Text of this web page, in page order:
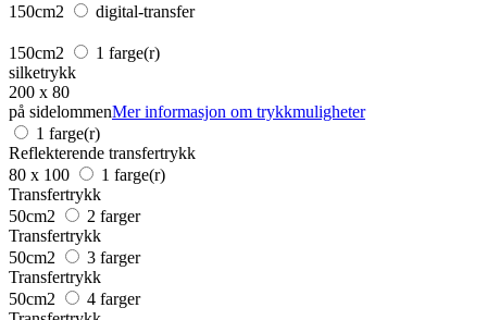
150cm2
digital-transfer
150cm2
1 farge(r)
silketrykk
200 x 80
på sidelommenMer informasjon om trykkmuligheter
1 farge(r)
Reflekterende transfertrykk
80 x 100
1 farge(r)
Transfertrykk
50cm2
2 farger
Transfertrykk
50cm2
3 farger
Transfertrykk
50cm2
4 farger